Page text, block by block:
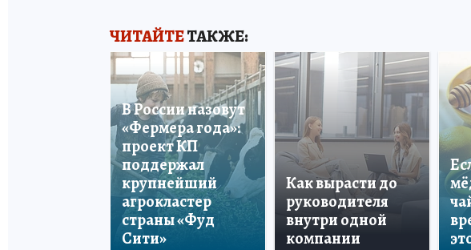
ЧИТАЙТЕТАКЖЕ:
В России назовут
«Фермера года»:
проект КП
поддержал
крупнейший
агрокластер
страны «Фуд
Сити»
Как вырасти до
руководителя
внутри одной
компании